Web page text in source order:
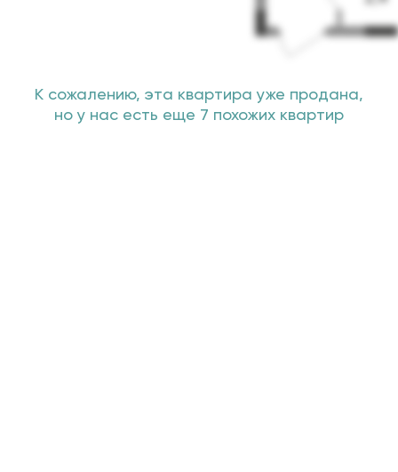
К сожалению, эта квартира уже продана,
но у нас есть еще 7 похожих квартир